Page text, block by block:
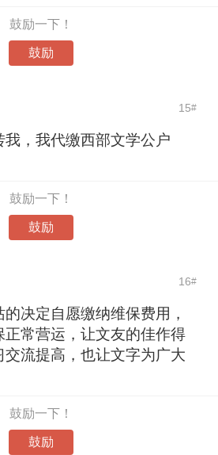
鼓励一下！
鼓励
15#
，我代缴西部文学公户
鼓励一下！
鼓励
16#
决定自愿缴纳维保费用，
常营运，让文友的佳作得
交流提高，也让文字为广大
鼓励一下！
鼓励